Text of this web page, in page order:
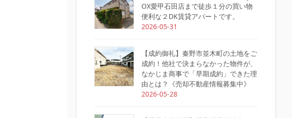
OX愛甲石田店まで徒歩１分の買い物
便利な２DK賃貸アパートです。
2026-05-31
【成約御礼】秦野市並木町の土地をご
成約！他社で決まらなかった物件が、
なかじま商事で「早期成約」できた理
由とは？《売却不動産情報募集中》
2026-05-28